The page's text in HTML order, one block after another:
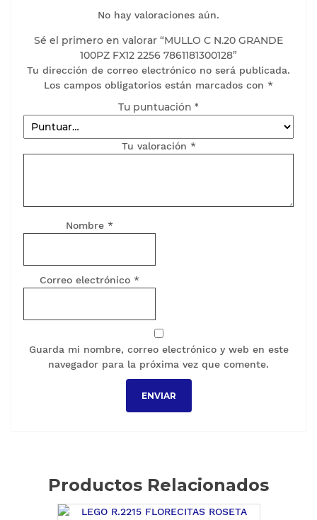
No hay valoraciones aún.
Sé el primero en valorar “MULLO C N.20 GRANDE
100PZ FX12 2256 7861181300128”
Tu dirección de correo electrónico no será publicada.
Los campos obligatorios están marcados con *
Tu puntuación *
Tu valoración *
Nombre *
Correo electrónico *
Guarda mi nombre, correo electrónico y web en este
navegador para la próxima vez que comente.
Productos Relacionados